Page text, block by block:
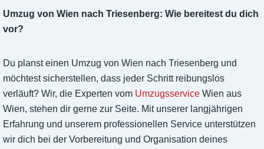
Umzug von Wien nach Triesenberg: Wie bereitest du dich
vor?
Du planst einen Umzug von Wien nach Triesenberg und
möchtest sicherstellen, dass jeder Schritt reibungslos
verläuft? Wir, die Experten vom Umzugsservice Wien aus
Wien, stehen dir gerne zur Seite. Mit unserer langjährigen
Erfahrung und unserem professionellen Service unterstützen
wir dich bei der Vorbereitung und Organisation deines